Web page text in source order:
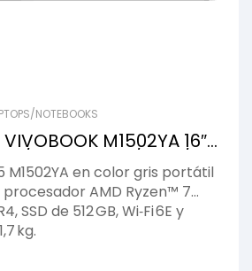
NOTEBOOKS
VIVOBOOK M1502YA 16″/
M1502YA en color gris portátil
procesador AMD Ryzen™ 7
SSD de 512 GB, Wi‑Fi 6E y
kg.